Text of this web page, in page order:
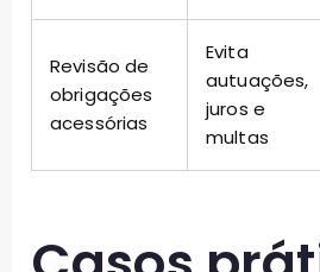
Revisão de
obrigações
acessórias
Evita
autuações,
juros e
multas